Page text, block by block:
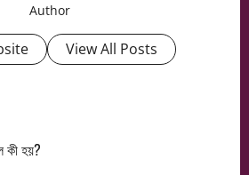
Author
View All Posts
কী হয়?